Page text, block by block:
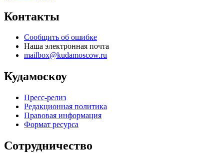
Контакты
Сообщить об ошибке
Наша электронная почта
mailbox@kudamoscow.ru
Кудамоскоу
Пресс-релиз
Редакционная политика
Правовая информация
Формат ресурса
Сотрудничество